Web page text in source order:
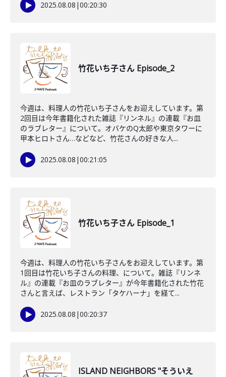
2025.08.08 |00:20:30
竹花いち子さん Episode_2
今週は、料理人の竹花いち子さんをお迎えしています。第
2回目は今年書籍化された雑誌『リンネル』の連載『お皿
のラブレター』について。オバケのQ太郎や東京タワーに
甲本ヒロトさん…などなど、竹花さんの好きな人...
2025.08.08 |00:21:05
竹花いち子さん Episode_1
今週は、料理人の竹花いち子さんをお迎えしています。第
1回目は竹花いち子さんの料理、について。雑誌『リンネ
ル』の連載『お皿のラブレター』が今年書籍化された竹花
さんと言えば、レストラン「タケハーナ」を経て...
2025.08.08 |00:20:37
ISLAND NEIGHBORS "そういえ